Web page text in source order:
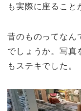
も実際に座ること
昔のものってなん
でしょうか。写真
もステキでした。